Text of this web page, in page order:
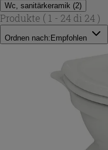
Wc, sanitärkeramik (2)
Produkte ( 1 - 24 di 24 )
Ordnen nach: Empfohlen